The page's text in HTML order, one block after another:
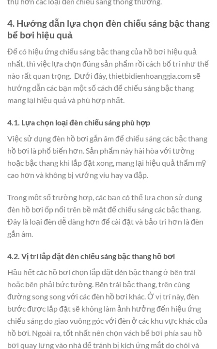
4. Hướng dẫn lựa chọn đèn chiếu sáng bậc thang
bể bơi hiệu quả
Để có hiệu ứng chiếu sáng bậc thang của hồ bơi hiệu quả
nhất, thì việc lựa chọn đúng sản phẩm rồi cách bố trí như thế
nào rất quan trọng. Dưới đây, thietbidienhoanggia.com sẽ
hướng dẫn các bạn một số cách để chiếu sáng bậc thang
mang lại hiệu quả và phù hợp nhất.
4.1. Lựa chọn loại đèn chiếu sáng phù hợp
Việc sử dụng đèn hồ bơi gắn âm để chiếu sáng các bậc thang
hồ bơi là phổ biến hơn. Sản phẩm này hài hòa với tường
hoặc bậc thang khi lắp đặt xong, mang lại hiệu quả thẩm mỹ
cao hơn và không bị vướng víu hay va đập.
Trong một số trường hợp, các bạn có thể lựa chọn sử dụng
đèn hồ bơi ốp nổi trên bề mặt để chiếu sáng các bậc thang.
Đây là loại đèn dễ dàng hơn để cài đặt và bảo trì hơn là đèn
gắn âm.
4.2. Vị trí lắp đặt đèn chiếu sáng bậc thang hồ bơi
Hầu hết các hồ bơi chọn lắp đặt đèn bậc thang ở bên trái
hoặc bên phải bức tường. Bên trái bậc thang, trên cùng
đường song song với các đèn hồ bơi khác. Ở vị trí này, đèn
bước được lắp đặt sẽ không làm ảnh hưởng đến hiệu ứng
chiếu sáng do giao vuông góc với đèn ở các khu vực khác của
hồ bơi. Ngoài ra, tốt nhất nên chọn vách bể bơi phía sau hồ
bơi quay lưng vào nhà để tránh bị kích ứng mắt do chói và